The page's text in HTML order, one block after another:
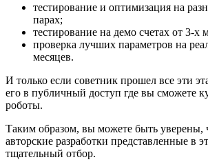
тестирование и оптимизация на
парах;
тестирование на демо счетах от 3-х
проверка лучших параметров на
месяцев.
И только если советник прошел все эти
его в публичный доступ где вы сможете
роботы.
Таким образом, вы можете быть уверены,
авторские разработки представленные в
тщательный отбор.